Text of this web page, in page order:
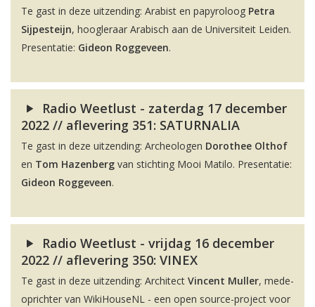
Te gast in deze uitzending: Arabist en papyroloog Petra
Sijpesteijn, hoogleraar Arabisch aan de Universiteit Leiden.
Presentatie: Gideon Roggeveen.
Radio Weetlust - zaterdag 17 december
2022 // aflevering 351: SATURNALIA
Te gast in deze uitzending: Archeologen Dorothee Olthof
en Tom Hazenberg van stichting Mooi Matilo. Presentatie:
Gideon Roggeveen.
Radio Weetlust - vrijdag 16 december
2022 // aflevering 350: VINEX
Te gast in deze uitzending: Architect Vincent Muller, mede-
oprichter van WikiHouseNL - een open source-project voor